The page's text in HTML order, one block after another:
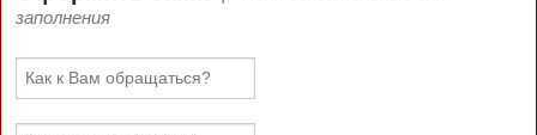
заполнения